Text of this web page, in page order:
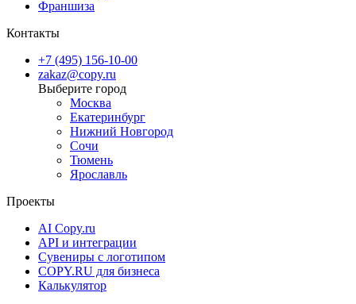
Франшиза
Контакты
+7 (495) 156-10-00
zakaz@copy.ru
Москва
Екатеринбург
Нижний Новгород
Сочи
Тюмень
Ярославль
Проекты
AI Copy.ru
API и интеграции
Сувениры с логотипом
COPY.RU для бизнеса
Калькулятор